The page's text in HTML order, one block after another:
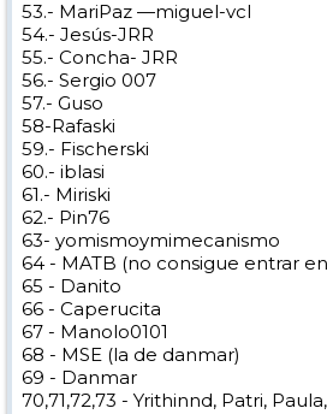
53.- MariPaz —miguel-vcl
54.- Jesús-JRR
55.- Concha- JRR
56.- Sergio 007
57.- Guso
58-Rafaski
59.- Fischerski
60.- iblasi
61.- Miriski
62.- Pin76
63- yomismoymimecanismo
64 - MATB (no consigue entrar
65 - Danito
66 - Caperucita
67 - Manolo0101
68 - MSE (la de danmar)
69 - Danmar
70,71,72,73 - Yrithinnd, Patri,